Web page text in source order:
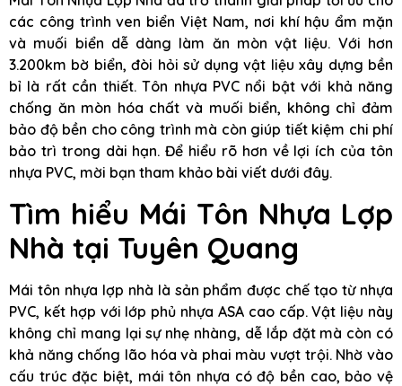
các công trình ven biển Việt Nam, nơi khí hậu ẩm mặn
và muối biển dễ dàng làm ăn mòn vật liệu. Với hơn
3.200km bờ biển, đòi hỏi sử dụng vật liệu xây dựng bền
bỉ là rất cần thiết. Tôn nhựa PVC nổi bật với khả năng
chống ăn mòn hóa chất và muối biển, không chỉ đảm
bảo độ bền cho công trình mà còn giúp tiết kiệm chi phí
bảo trì trong dài hạn. Để hiểu rõ hơn về lợi ích của tôn
nhựa PVC, mời bạn tham khảo bài viết dưới đây.
Tìm hiểu Mái Tôn Nhựa Lợp
Nhà tại Tuyên Quang
Mái tôn nhựa lợp nhà là sản phẩm được chế tạo từ nhựa
PVC, kết hợp với lớp phủ nhựa ASA cao cấp. Vật liệu này
không chỉ mang lại sự nhẹ nhàng, dễ lắp đặt mà còn có
khả năng chống lão hóa và phai màu vượt trội. Nhờ vào
cấu trúc đặc biệt, mái tôn nhựa có độ bền cao, bảo vệ